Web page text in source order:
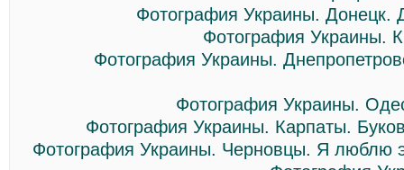
Фотография Украины. Донецк.
Фотография Украины.
Фотография Украины.
Фотография Украины.
Фотография Украины. Карпаты.
Фотография Украины. Черновцы. Я люблю